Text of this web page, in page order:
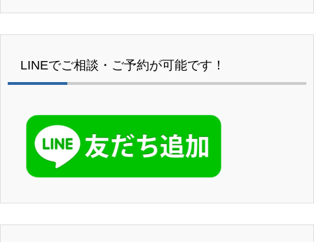
LINEでご相談・ご予約が可能です！